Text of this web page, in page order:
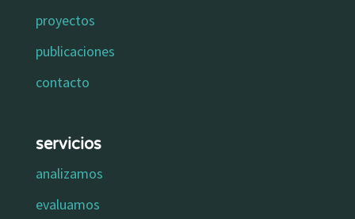
proyectos
publicaciones
contacto
servicios
analizamos
evaluamos